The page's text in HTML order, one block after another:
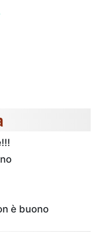
è buono